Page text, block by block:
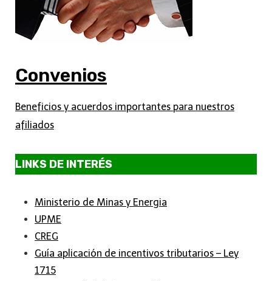
Convenios
Beneficios y acuerdos importantes para nuestros
afiliados
LINKS DE INTERÉS
Ministerio de Minas y Energia
UPME
CREG
Guía aplicación de incentivos tributarios – Ley
1715